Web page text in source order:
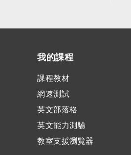
我的課程
課程教材
網速測試
英文部落格
英文能力測驗
教室支援瀏覽器